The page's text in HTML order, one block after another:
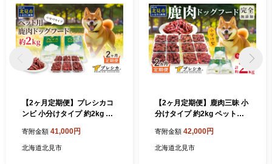
【2ヶ月定期便】プレシカコ
ンビ 小分けタイプ 約2kg ペ
類 肉 鹿肉 動物 ペット ドッ
グフード 小分け セット 定期
寄附金額 41,000円
北海道北見市
【2ヶ月定期便】鹿肉三昧 小
分けタイプ 約2kg ペット用
鹿肉 ペット ドッグフード 小
分け セット 定期便 )【999-0
寄附金額 42,000円
北海道北見市